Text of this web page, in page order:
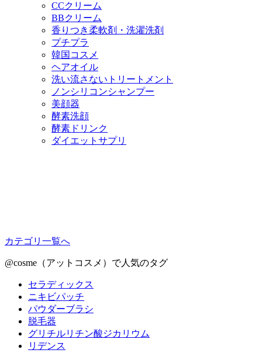
CCクリーム
BBクリーム
香りつき柔軟剤・洗濯洗剤
プチプラ
韓国コスメ
ヘアオイル
洗い流さないトリートメント
ノンシリコンシャンプー
美顔器
酵素洗顔
酵素ドリンク
ダイエットサプリ
カテゴリ一覧へ
@cosme（アットコスメ）で人気のタグ
セラディックス
ニキビパッチ
パウダーブラシ
脱毛器
グリチルリチン酸ジカリウム
リデンス